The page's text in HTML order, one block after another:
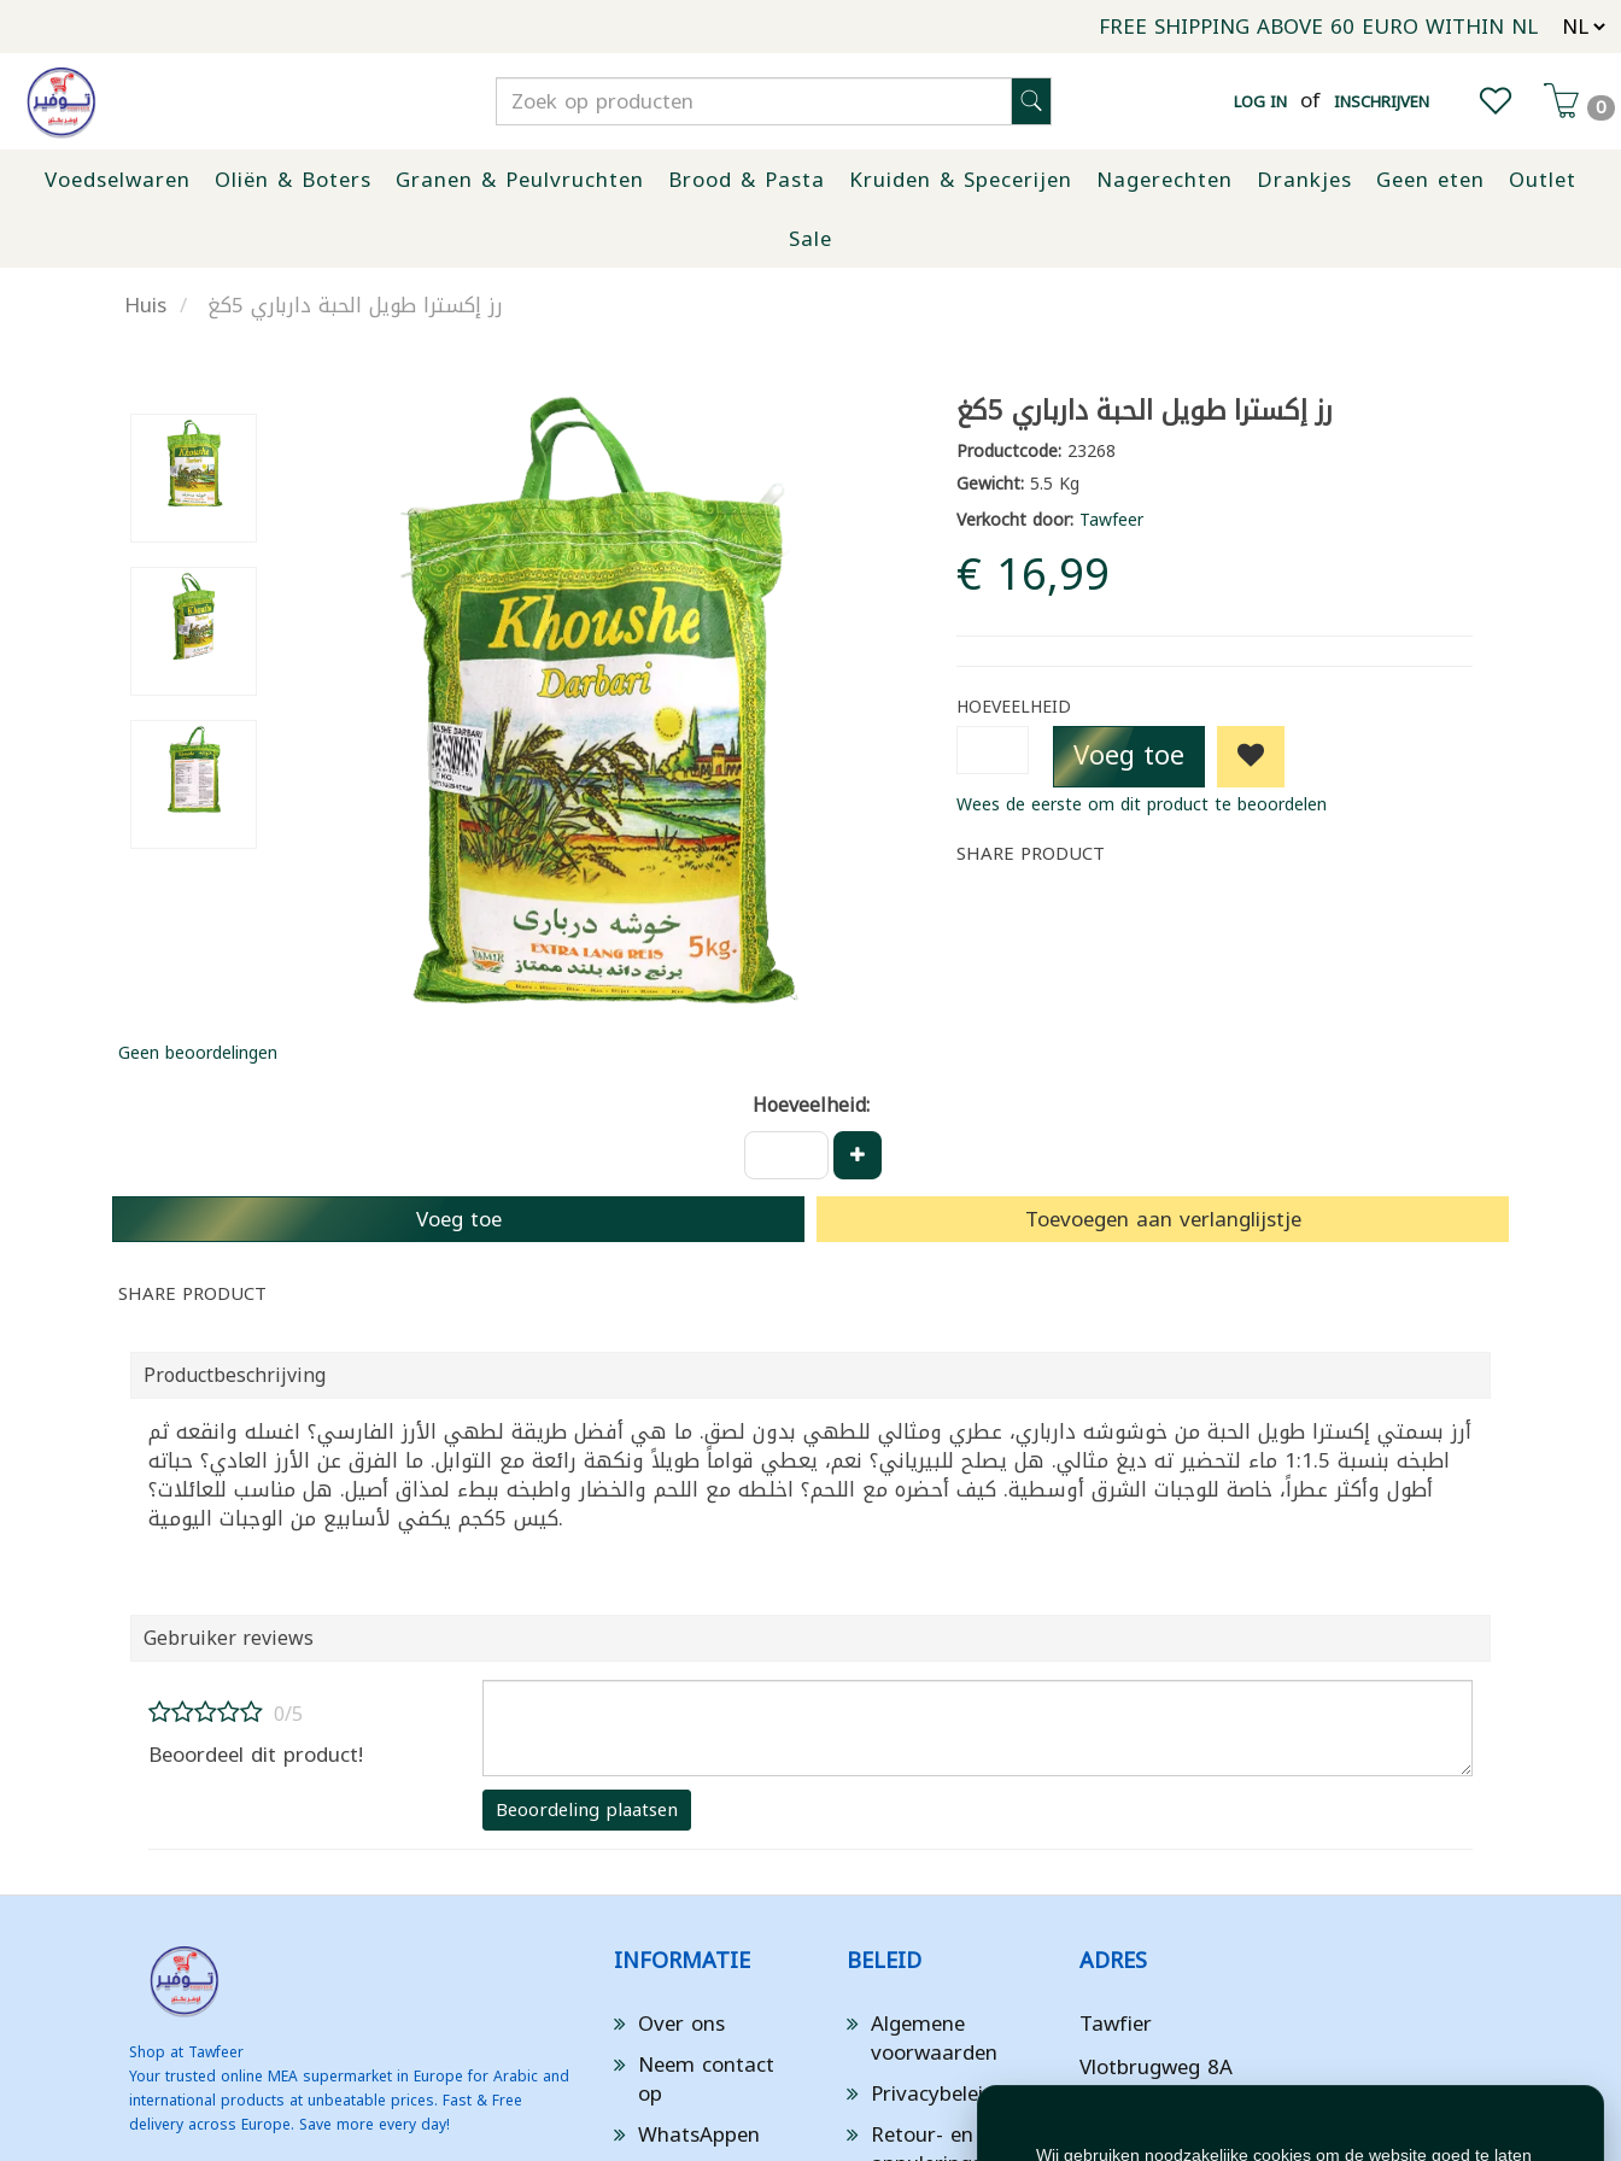
Wij gebruiken noodzakelijke cookies om de website goed te laten
FREE SHIPPING ABOVE 60 EURO WITHIN NL
LOG IN of INSCHRIJVEN 0
Voedselwaren Oliën & Boters Granen & Peulvruchten Brood & Pasta Kruiden & Specerijen Nagerechten Drankjes Geen eten
Outlet
Sale
Huis
رز إكسترا طويل الحبة دارباري 5كغ
رز إكسترا طويل الحبة دارباري 5كغ
Productcode:23268
Gewicht:5.5 Kg
Verkocht door: Tawfeer
€ 16,99
HOEVEELHEID
Voeg toe
Wees de eerste om dit product te beoordelen
SHARE PRODUCT
Geen beoordelingen
Hoeveelheid:
Voeg toe Toevoegen aan verlanglijstje
SHARE PRODUCT
Productbeschrijving
أرز بسمتي إكسترا طويل الحبة من خوشوشه دارباري، عطري ومثالي للطهي بدون لصق. ما هي أفضل طريقة لطهي الأرز الفارسي؟ اغسله وانقعه ثم
اطبخه بنسبة 1:1.5 ماء لتحضير ته ديغ مثالي. هل يصلح للبيرياني؟ نعم، يعطي قواماً طويلاً ونكهة رائعة مع التوابل. ما الفرق عن الأرز العادي؟ حباته
أطول وأكثر عطراً، خاصة للوجبات الشرق أوسطية. كيف أحضره مع اللحم؟ اخلطه مع اللحم والخضار واطبخه ببطء لمذاق أصيل. هل مناسب للعائلات؟
كيس 5كجم يكفي لأسابيع من الوجبات اليومية.
Gebruiker reviews
0/5
Beoordeel dit product!
Beoordeling plaatsen
Shop at Tawfeer
Your trusted online MEA supermarket in Europe for Arabic and
international products at unbeatable prices. Fast & Free
delivery across Europe. Save more every day!
INFORMATIE
Over ons
Neem contact
op
WhatsAppen
BELEID
Algemene
voorwaarden
Privacybeleid
Retour- en
ADRES
Tawfier
Vlotbrugweg 8A